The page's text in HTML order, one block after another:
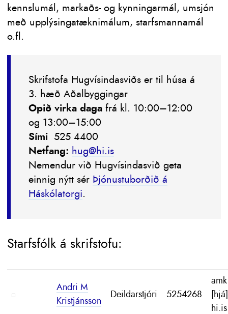
kennslumál, markaðs- og kynningarmál, umsjón
með upplýsingatæknimálum, starfsmannamál
o.fl.
Skrifstofa Hugvísindasviðs er til húsa á
3. hæð Aðalbyggingar
Opið virka dagafrá kl. 10:00–12:00
og 13:00–15:00
Sími 525 4400
Netfang: hug@hi.is
Nemendur við Hugvísindasvið geta
einnig nýtt sér Þjónustuborðið á
Háskólatorgi.
Starfsfólk á skrifstofu:
Andri M
Kristjánsson
Deildarstjóri 5254268
amk
[hjá]
hi.is